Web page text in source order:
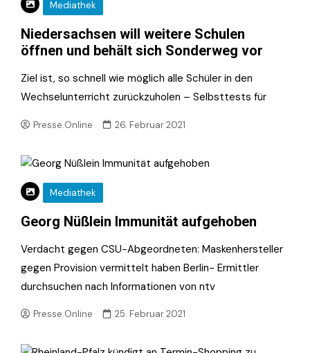
Mediathek
Niedersachsen will weitere Schulen
öffnen und behält sich Sonderweg vor
Ziel ist, so schnell wie möglich alle Schüler in den
Wechselunterricht zurückzuholen – Selbsttests für
Presse.Online 26. Februar 2021
Mediathek
Georg Nüßlein Immunität aufgehoben
Verdacht gegen CSU-Abgeordneten: Maskenhersteller
gegen Provision vermittelt haben Berlin- Ermittler
durchsuchen nach Informationen von ntv
Presse.Online 25. Februar 2021